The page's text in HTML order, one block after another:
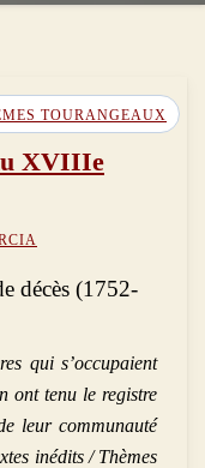
TOURANGEAUX
XVIIIe
décès (1752-
qui s’occupaient
ont tenu le registre
leur communauté
inédits / Thèmes